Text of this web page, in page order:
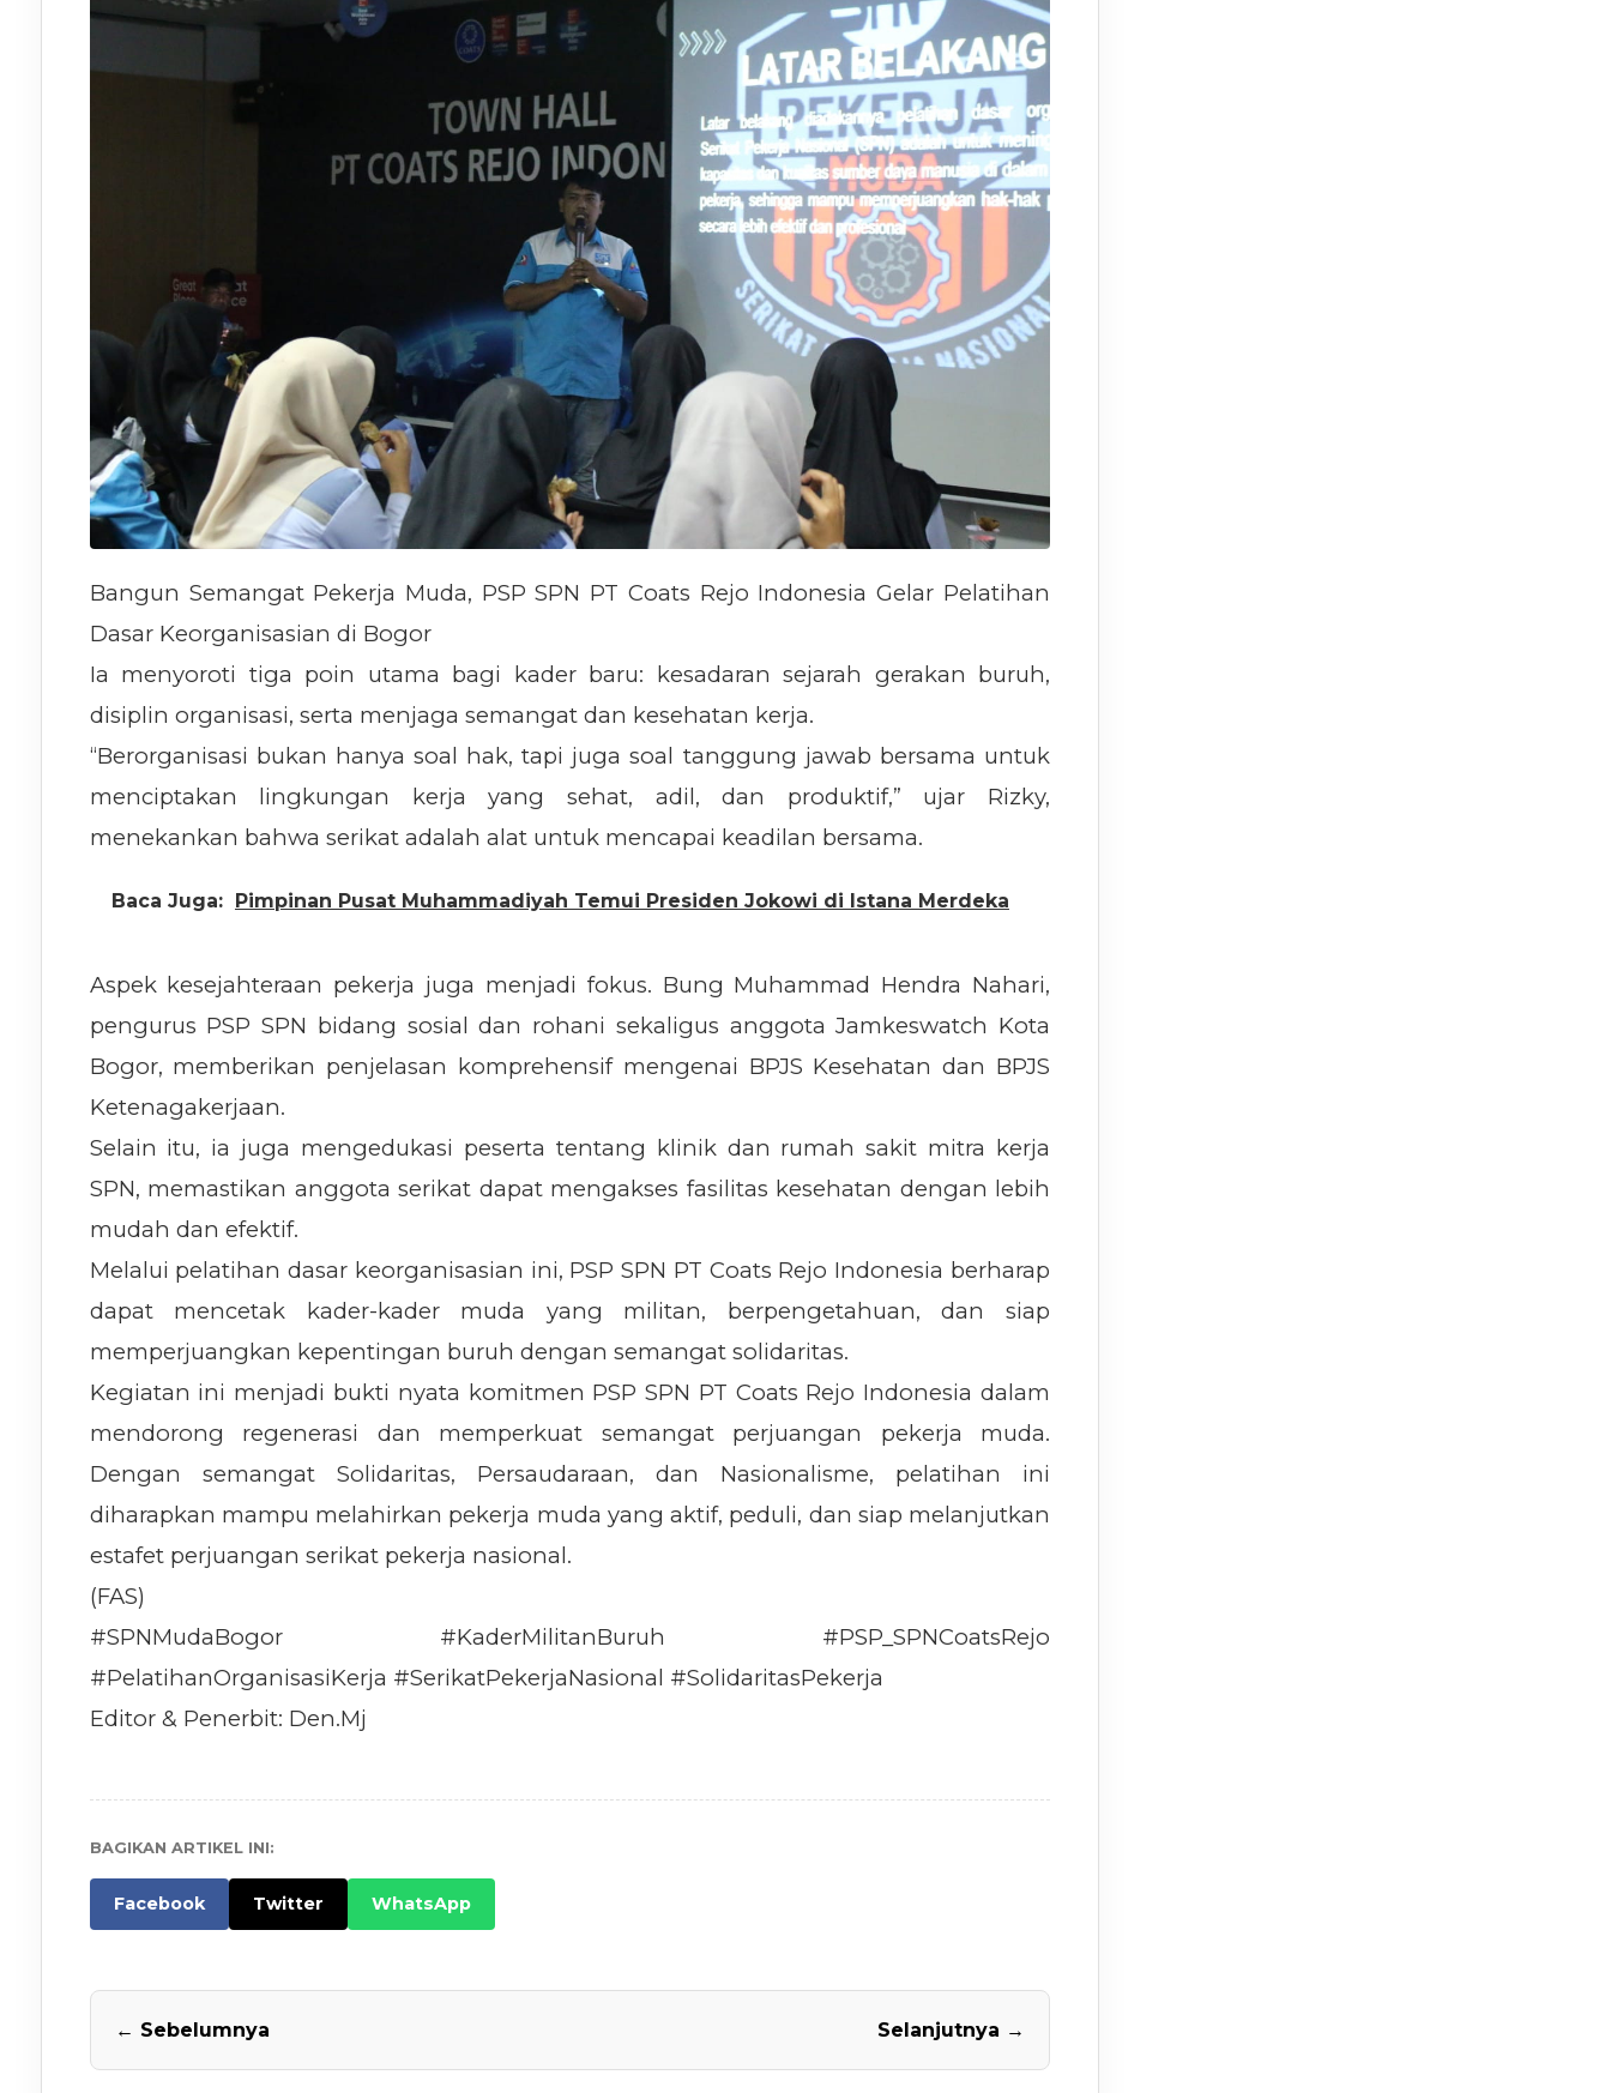
Bangun Semangat Pekerja Muda, PSP SPN PT Coats Rejo Indonesia Gelar Pelatihan
Dasar Keorganisasian di Bogor
Ia menyoroti tiga poin utama bagi kader baru: kesadaran sejarah gerakan buruh,
disiplin organisasi, serta menjaga semangat dan kesehatan kerja.
“Berorganisasi bukan hanya soal hak, tapi juga soal tanggung jawab bersama untuk
menciptakan lingkungan kerja yang sehat, adil, dan produktif,” ujar Rizky,
menekankan bahwa serikat adalah alat untuk mencapai keadilan bersama.
Baca Juga: Pimpinan Pusat Muhammadiyah Temui Presiden Jokowi di Istana Merdeka
Aspek kesejahteraan pekerja juga menjadi fokus. Bung Muhammad Hendra Nahari,
pengurus PSP SPN bidang sosial dan rohani sekaligus anggota Jamkeswatch Kota
Bogor, memberikan penjelasan komprehensif mengenai BPJS Kesehatan dan BPJS
Ketenagakerjaan.
Selain itu, ia juga mengedukasi peserta tentang klinik dan rumah sakit mitra kerja
SPN, memastikan anggota serikat dapat mengakses fasilitas kesehatan dengan lebih
mudah dan efektif.
Melalui pelatihan dasar keorganisasian ini, PSP SPN PT Coats Rejo Indonesia berharap
dapat mencetak kader-kader muda yang militan, berpengetahuan, dan siap
memperjuangkan kepentingan buruh dengan semangat solidaritas.
Kegiatan ini menjadi bukti nyata komitmen PSP SPN PT Coats Rejo Indonesia dalam
mendorong regenerasi dan memperkuat semangat perjuangan pekerja muda.
Dengan semangat Solidaritas, Persaudaraan, dan Nasionalisme, pelatihan ini
diharapkan mampu melahirkan pekerja muda yang aktif, peduli, dan siap melanjutkan
estafet perjuangan serikat pekerja nasional.
(FAS)
#SPNMudaBogor #KaderMilitanBuruh #PSP_SPNCoatsRejo
#PelatihanOrganisasiKerja #SerikatPekerjaNasional #SolidaritasPekerja
Editor & Penerbit: Den.Mj
BAGIKAN ARTIKEL INI:
Facebook Twitter WhatsApp
← Sebelumnya Selanjutnya →